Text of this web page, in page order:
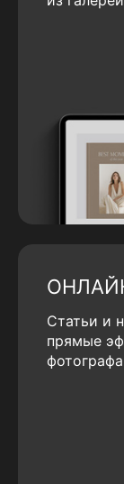
Статьи и
прямые